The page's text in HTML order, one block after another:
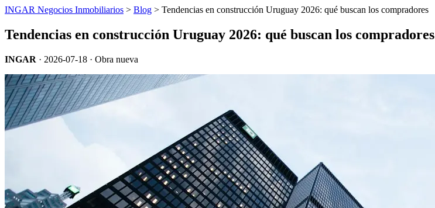
INGAR Negocios Inmobiliarios > Blog > Tendencias en construcción Uruguay 2026: qué buscan los compradores
Tendencias en construcción Uruguay 2026: qué buscan los compradores
INGAR · 2026-07-18 · Obra nueva